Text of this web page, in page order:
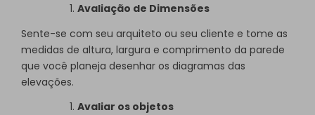
Avaliação de Dimensões
Sente-se com seu arquiteto ou seu cliente e tome as
medidas de altura, largura e comprimento da parede
que você planeja desenhar os diagramas das
elevações.
Avaliar os objetos